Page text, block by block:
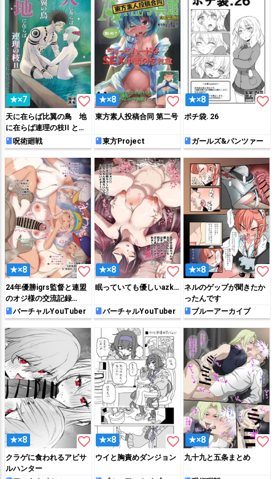
★×7 favorite_border
天に在らば比翼の鳥 地
に在らば連理の枝II とこ
しえに心結びて 前
呪術廻戦
★×8 favorite_border
東方素人投稿合同 第二号
東方Project
★×8 favorite_border
ポチ袋. 26
ガールズ&パンツァー
★×8 favorite_border
24年優勝igrs監督と連盟
のオジ様の交流記録…
バーチャルYouTuber
★×8 favorite_border
眠っていても優しいazk…
バーチャルYouTuber
★×8 favorite_border
ネルのゲップが聞きたか
ったんです
ブルーアーカイブ
★×8 favorite_border
クラゲに食われるアビサ
ルハンター
★×8 favorite_border
ウイと胸責めダンジョン
★×8 favorite_border
九十九と五条まとめ